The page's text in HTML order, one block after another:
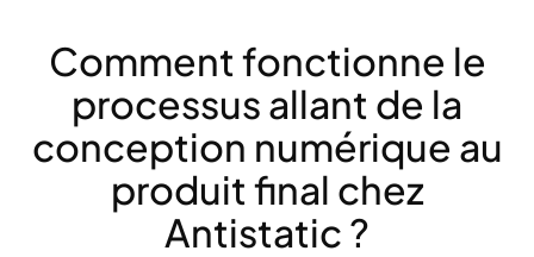
Comment fonctionne le
processus allant de la
conception numérique au
produit final chez
Antistatic ?